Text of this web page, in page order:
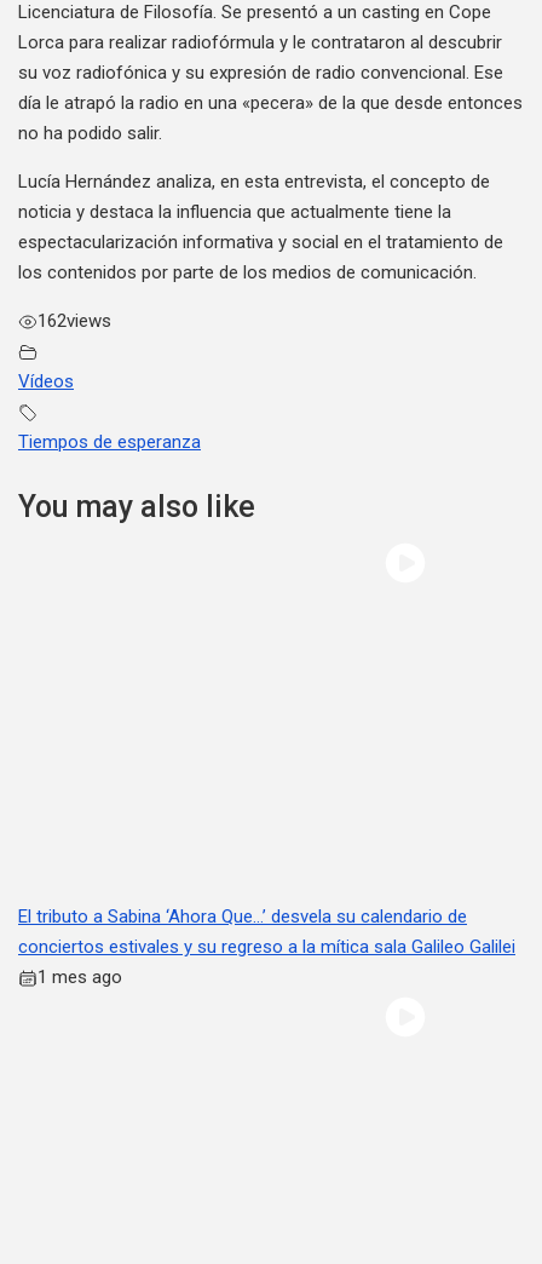
Licenciatura de Filosofía. Se presentó a un casting en Cope
Lorca para realizar radiofórmula y le contrataron al descubrir
su voz radiofónica y su expresión de radio convencional. Ese
día le atrapó la radio en una «pecera» de la que desde entonces
no ha podido salir.
Lucía Hernández analiza, en esta entrevista, el concepto de
noticia y destaca la influencia que actualmente tiene la
espectacularización informativa y social en el tratamiento de
los contenidos por parte de los medios de comunicación.
162views
Vídeos
Tiempos de esperanza
You may also like
El tributo a Sabina ‘Ahora Que…’ desvela su calendario de
conciertos estivales y su regreso a la mítica sala Galileo Galilei
1 mes ago